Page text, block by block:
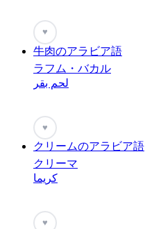
♥
牛肉のアラビア語
ラフム・バカル
لحم بقر
♥
クリームのアラビア語
クリーマ
كريما
♥